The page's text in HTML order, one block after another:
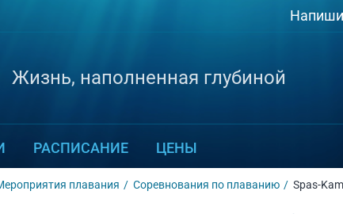
Жизнь, наполненная глубиной
РАСПИСАНИЕ ЦЕНЫ
плавания Соревнования по плаванию Spas-